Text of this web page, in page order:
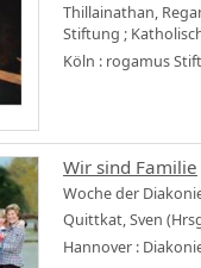
Thillainathan,
Stiftung ;
Köln : rogamus
Wir sind Familie
Woche der
Quittkat, Sven
Hannover :